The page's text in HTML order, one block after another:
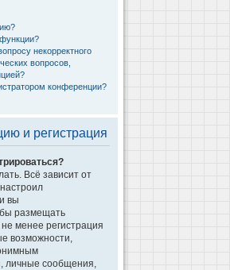
некорректного
вопросов,
конференции?
и регистрация
Всё зависит от
вы
размещать
менее регистрация
возможности,
личные сообщения,